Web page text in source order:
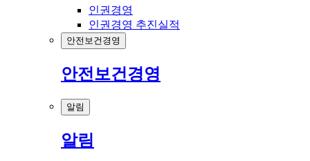
인권경영
인권경영 추진실적
안전보건경영
안전보건경영
알림
알림